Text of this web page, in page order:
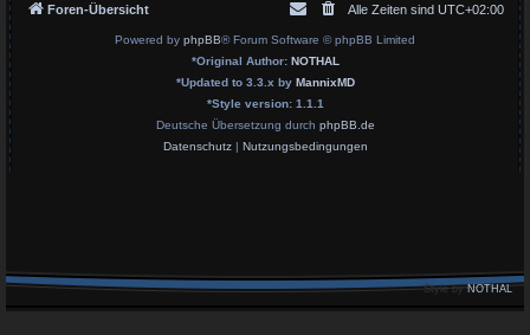
Foren-Übersicht Alle Zeiten sind UTC+02:00
Powered by phpBB® Forum Software © phpBB Limited
*Original Author: NOTHAL
*Updated to 3.3.x by MannixMD
*Style version: 1.1.1
Deutsche Übersetzung durch phpBB.de
Datenschutz| Nutzungsbedingungen
Style byNOTHAL